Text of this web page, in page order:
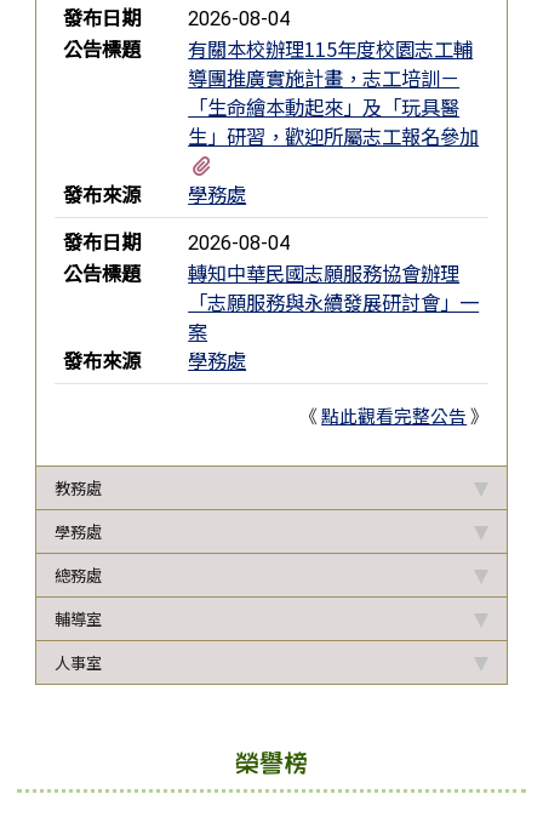
發布日期
2026-08-04
公告標題
有關本校辦理115年度校園志工輔
導團推廣實施計畫，志工培訓－
「生命繪本動起來」及「玩具醫
生」研習，歡迎所屬志工報名參加
發布來源
學務處
發布日期
2026-08-04
公告標題
轉知中華民國志願服務協會辦理
「志願服務與永續發展研討會」一
案
發布來源
學務處
《點此觀看完整公告》
教務處
學務處
總務處
輔導室
人事室
榮譽榜